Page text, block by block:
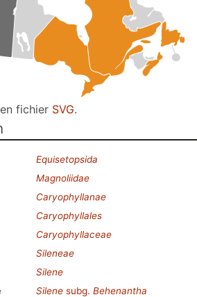
fichier SVG.
Equisetopsida
Magnoliidae
Caryophyllanae
Caryophyllales
Caryophyllaceae
Sileneae
Silene
Silene subg. Behenantha